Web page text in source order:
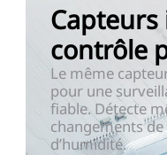
contrôle
Le même
pour une
fiable. Détecte
changements
d’humidité.